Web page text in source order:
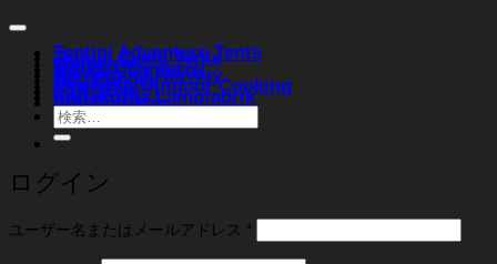
Tentipi Adventure Tents
Tentipi Event Tents
Weltevree
Vapalux Lanterns
Bergans of Norway
Ally Canoes
Muurikka Outdoor Cooking
FIBI Style
Karlskrona Lampfabrik
Stabilotherm
検
索
対
象:
ログイン
ユーザー名またはメールアドレス *